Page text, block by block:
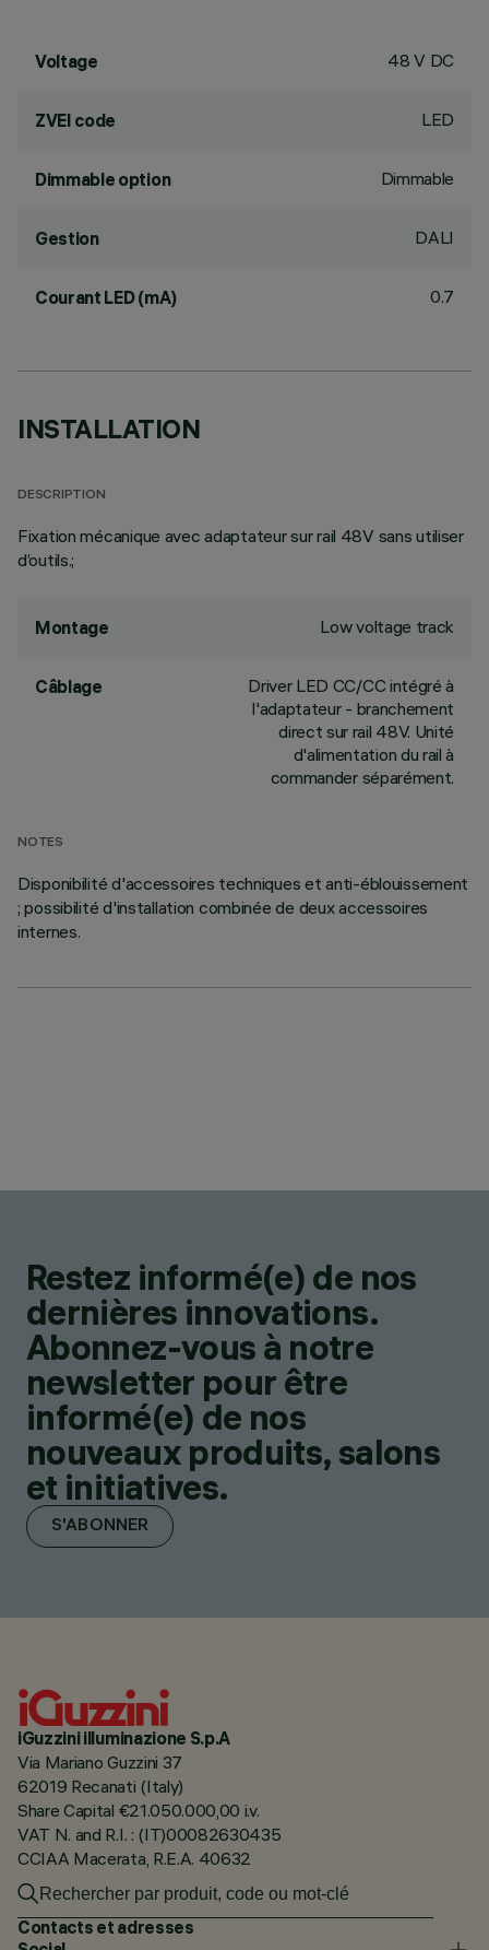
Voltage 48 V DC
ZVEI code LED
Dimmable option Dimmable
Gestion DALI
Courant LED (mA) 0.7
INSTALLATION
DESCRIPTION
Fixation mécanique avec adaptateur sur rail 48V sans utiliser
d’outils.;
Montage Low voltage track
Câblage
Driver LED CC/CC intégré à
l'adaptateur - branchement
direct sur rail 48V. Unité
d'alimentation du rail à
commander séparément.
NOTES
Disponibilité d'accessoires techniques et anti-éblouissement
; possibilité d'installation combinée de deux accessoires
internes.
Restez informé(e) de nos
dernières innovations.
Abonnez-vous à notre
newsletter pour être
informé(e) de nos
nouveaux produits, salons
et initiatives.
S'ABONNER
iGuzzini illuminazione S.p.A
Via Mariano Guzzini 37
62019 Recanati (Italy)
Share Capital €21.050.000,00 i.v.
VAT N. and R.I. : (IT)00082630435
CCIAA Macerata, R.E.A. 40632
Contacts et adresses